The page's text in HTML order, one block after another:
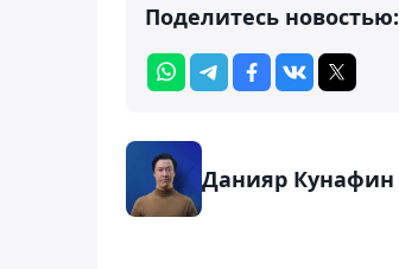
Поделитесь новостью:
Данияр Кунафин